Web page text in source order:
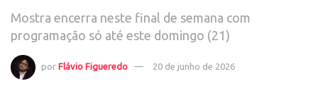
Mostra encerra neste final de semana com
programação só até este domingo (21)
por Flávio Figueredo 20 de junho de 2026